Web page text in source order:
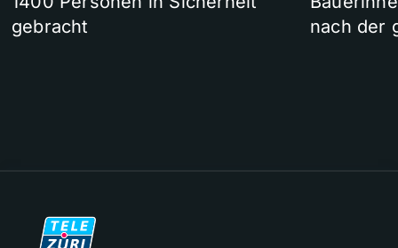
gebracht
nach der